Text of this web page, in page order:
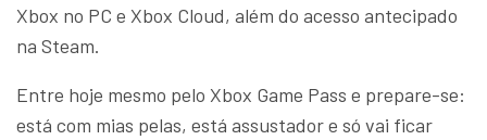
Xbox no PC e Xbox Cloud, além do acesso antecipado
na Steam.
Entre hoje mesmo pelo Xbox Game Pass e prepare-se:
está com mias pelas, está assustador e só vai ficar